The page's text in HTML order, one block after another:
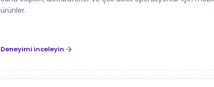
ürünler.
Deneyimi inceleyin